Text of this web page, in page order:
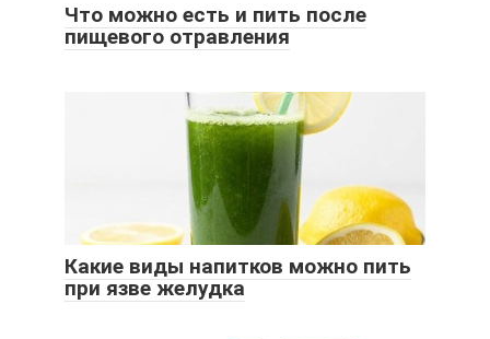
Что можно есть и пить после
пищевого отравления
Какие виды напитков можно пить
при язве желудка